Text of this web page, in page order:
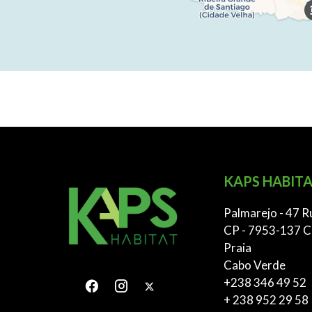
KAPS
Palmarejo - 47
CP - 7953-137
Praia
Cabo Verde
+238 346 49 52
+ 238 952 29 58